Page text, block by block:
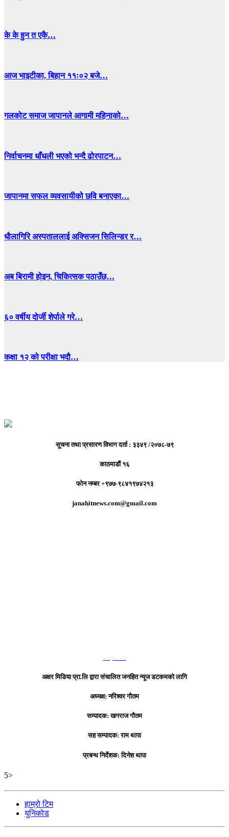
के के हुन त एकै…
आज भाइटीका, बिहान ११ः०२ बजे…
गलकोट समाज जापानले आगामी महिनाको…
निर्वाचनमा धाँधली भएको भन्दै ढोरपाटन…
जापानमा सफल व्यवसायीको छवि बनाएका…
धाैलागिरि अस्पताललाई अक्सिजन सिलिन्डर र…
अब बिरामी होइन, चिकित्सक पठाउँछ…
६० वर्षीय दोर्जी शेर्पाले गरे…
कक्षा १२ को परीक्षा भदौ…
सूचना तथा प्रसारण विभाग दर्ता : ३३४९ /२०७८-७९
काठमाडौं १६
फोन नम्बर +९७७-९८४१९७४२१३
janahitnews.com@gmail.com
अक्षर मिडिया प्रा.लि द्वारा संचालित जनहित न्यूज डटकमको लागि
अध्यक्ष: नरिश्वर गौतम
सम्पादक: खगराज गौतम
सह सम्पादक: राम थापा
प्रबन्ध निर्देशक: दिनेश थापा
5>
हाम्रो टिम
युनिकोड